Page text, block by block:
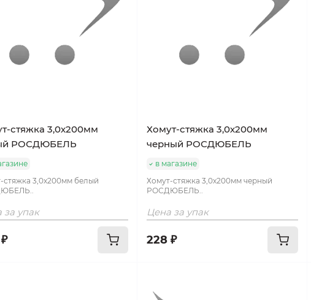
стяжка 3,0х200мм
РОСДЮБЕЛЬ
стяжка 3,0х200мм белый
за упак
Хомут-стяжка 3,0х200мм
черный РОСДЮБЕЛЬ
в магазине
Хомут-стяжка 3,0х200мм черный
РОСДЮБЕЛЬ..
Цена за упак
228 ₽